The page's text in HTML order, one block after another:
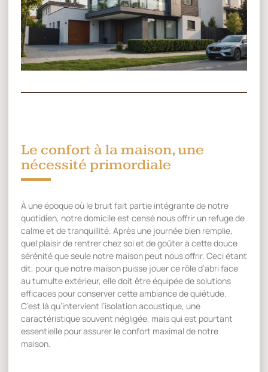
Le confort à la maison, une
nécessité primordiale
À une époque où le bruit fait partie intégrante de notre
quotidien, notre domicile est censé nous offrir un refuge de
calme et de tranquillité. Après une journée bien remplie,
quel plaisir de rentrer chez soi et de goûter à cette douce
sérénité que seule notre maison peut nous offrir. Ceci étant
dit, pour que notre maison puisse jouer ce rôle d’abri face
au tumulte extérieur, elle doit être équipée de solutions
efficaces pour conserver cette ambiance de quiétude.
C’est là qu’intervient l’isolation acoustique, une
caractéristique souvent négligée, mais qui est pourtant
essentielle pour assurer le confort maximal de notre
maison.